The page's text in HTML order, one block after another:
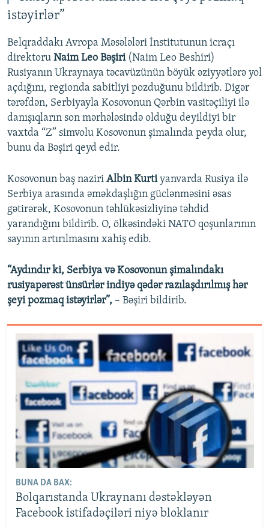
istəyirlər”
Belqraddakı Avropa Məsələləri İnstitutunun icraçı
direktoru Naim Leo Bəşiri(Naim Leo Beshiri)
Rusiyanın Ukraynaya təcavüzünün böyük əziyyətlərə yol
açdığını, regionda sabitliyi pozduğunu bildirib. Digər
tərəfdən, Serbiyayla Kosovonun Qərbin vasitəçiliyi ilə
danışıqların son mərhələsində olduğu deyildiyi bir
vaxtda “Z” simvolu Kosovonun şimalında peyda olur,
bunu da Bəşiri qeyd edir.
Kosovonun baş naziri Albin Kurtiyanvarda Rusiya ilə
Serbiya arasında əməkdaşlığın güclənməsini əsas
gətirərək, Kosovonun təhlükəsizliyinə təhdid
yarandığını bildirib. O, ölkəsindəki NATO qoşunlarının
sayının artırılmasını xahiş edib.
“Aydındır ki, Serbiya və Kosovonun şimalındakı
rusiyapərəst ünsürlər indiyə qədər razılaşdırılmış hər
şeyi pozmaq istəyirlər”, – Bəşiri bildirib.
BUNA DA BAX:
Bolqarıstanda Ukraynanı dəstəkləyən
Facebook istifadəçiləri niyə bloklanır